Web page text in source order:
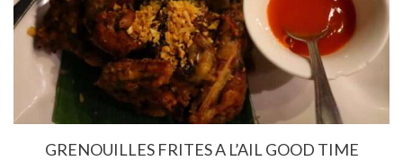
GRENOUILLES FRITES A L’AIL GOOD TIME